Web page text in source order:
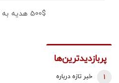
500$ هدیه به کاربران جدید،ثبت نام کن
پربازدیدترین‌ها
خبر تازه درباره 1